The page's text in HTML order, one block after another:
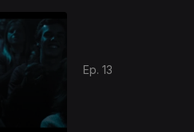
Ep. 13